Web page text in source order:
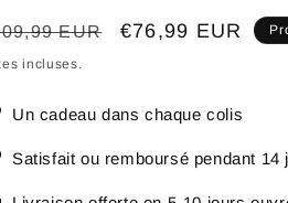
EUR
Prix
€76,99 EUR
incluses.
Un cadeau dans chaque colis
Satisfait ou remboursé pendant 14